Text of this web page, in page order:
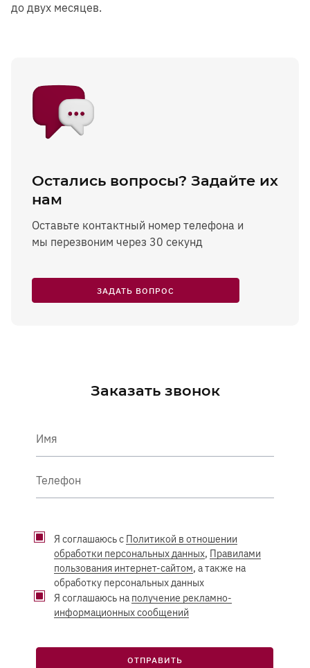
до двух месяцев.
Остались вопросы? Задайте их
нам
Оставьте контактный номер телефона и
мы перезвоним через 30 секунд
ЗАДАТЬ ВОПРОС
Заказать звонок
Имя
Телефон
Я соглашаюсь с Политикой в отношении
обработки персональных данных, Правилами
пользования интернет-сайтом, а также на
обработку персональных данных
Я соглашаюсь на получение рекламно-
информационных сообщений
ОТПРАВИТЬ